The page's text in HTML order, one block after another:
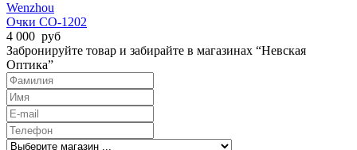
Wenzhou
Очки CO-1202
4 000 руб
Забронируйте товар и забирайте в магазинах “Невская
Оптика”